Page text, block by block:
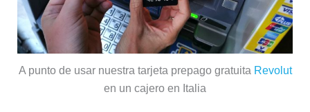
A punto de usar nuestra tarjeta prepago gratuita Revolut
en un cajero en Italia